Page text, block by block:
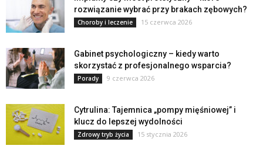
rozwiązanie wybrać przy brakach zębowych?
Choroby i leczenie 15 czerwca 2026
Gabinet psychologiczny – kiedy warto
skorzystać z profesjonalnego wsparcia?
Porady 9 czerwca 2026
Cytrulina: Tajemnica „pompy mięśniowej” i
klucz do lepszej wydolności
Zdrowy tryb życia 15 stycznia 2026